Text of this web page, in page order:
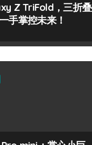
Z TriFold，三折
手掌控未来！